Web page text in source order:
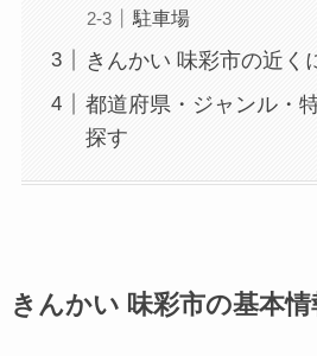
駐車場
きんかい 味彩市の近く
都道府県・ジャンル・
探す
きんかい 味彩市の基本情